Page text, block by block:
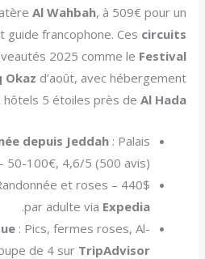
Al Wahbah, à 509€ pour un
guide francophone. Ces circuits
2025 comme le Festival
Okaz d’août, avec hébergement
hôtels 5 étoiles près de Al Hada
depuis Jeddah: Palais
50-100€, 4,6/5 (500 avis).
et roses – 440$
par adulte via Expedia
.
: Pics, fermes roses, Al-
de 4 sur TripAdvisor